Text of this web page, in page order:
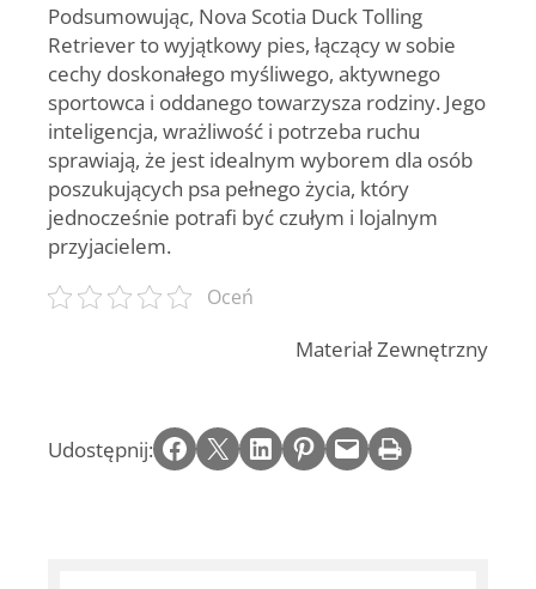
Podsumowując, Nova Scotia Duck Tolling
Retrieverto wyjątkowy pies, łączący w sobie
cechy doskonałego myśliwego, aktywnego
sportowca i oddanego towarzysza rodziny. Jego
inteligencja, wrażliwość i potrzeba ruchu
sprawiają, że jest idealnym wyborem dla osób
poszukujących psa pełnego życia, który
jednocześnie potrafi być czułym i lojalnym
przyjacielem.
Oceń
Materiał Zewnętrzny
Udostępnij: Share on Facebook Email this Page Share on LinkedIn Share on Pinterest Email this Page Print this Page